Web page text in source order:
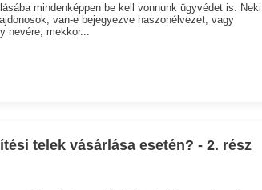
mindenképpen be kell vonnunk ügyvédet is.
van-e bejegyezve haszonélvezet, vagy
nevére, mekkor...
telek vásárlása esetén? - 2. rész